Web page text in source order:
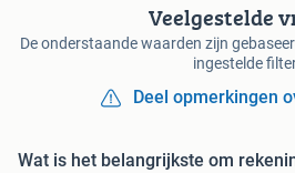
Veelgestelde
De onderstaande waarden zijn
ingestelde
Deel opmerkingen
Wat is het belangrijkste om